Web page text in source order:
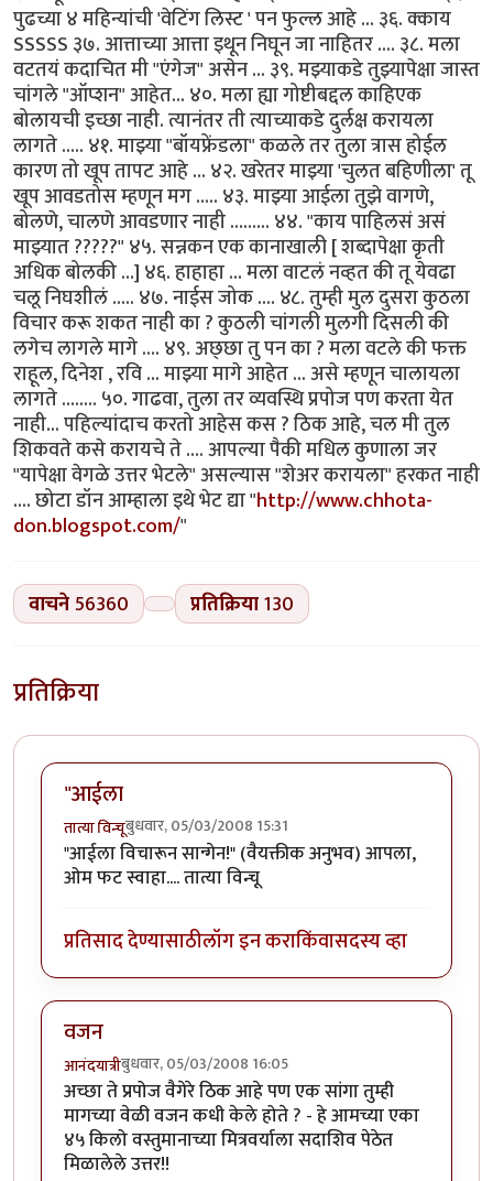
पुढच्या ४ महिन्यांची 'वेटिंग लिस्ट ' पन फुल्ल आहे ... ३६. क्काय
SSSSS ३७. आत्ताच्या आत्ता इथून निघून जा नाहितर .... ३८. मला
वटतयं कदाचित मी "एंगेज" असेन ... ३९. मझ्याकडे तुझ्यापेक्षा जास्त
चांगले "ऑप्शन" आहेत... ४०. मला ह्या गोष्टीबद्दल काहिएक
बोलायची इच्छा नाही. त्यानंतर ती त्याच्याकडे दुर्लक्ष करायला
लागते ..... ४१. माझ्या "बॉयफ्रेंडला" कळले तर तुला त्रास होईल
कारण तो खूप तापट आहे ... ४२. खरेतर माझ्या 'चुलत बहिणीला' तू
खूप आवडतोस म्हणून मग ..... ४३. माझ्या आईला तुझे वागणे,
बोलणे, चालणे आवडणार नाही ......... ४४. "काय पाहिलसं असं
माझ्यात ?????" ४५. सन्नकन एक कानाखाली [ शब्दापेक्षा कृती
अधिक बोलकी ...] ४६. हाहाहा ... मला वाटलं नव्हत की तू येवढा
चलू निघशीलं ..... ४७. नाईस जोक .... ४८. तुम्ही मुल दुसरा कुठला
विचार करू शकत नाही का ? कुठली चांगली मुलगी दिसली की
लगेच लागले मागे .... ४९. अछ्छा तु पन का ? मला वटले की फक्त
राहूल, दिनेश , रवि ... माझ्या मागे आहेत ... असे म्हणून चालायला
लागते ........ ५०. गाढवा, तुला तर व्यवस्थि प्रपोज पण करता येत
नाही... पहिल्यांदाच करतो आहेस कस ? ठिक आहे, चल मी तुल
शिकवते कसे करायचे ते .... आपल्या पैकी मधिल कुणाला जर
"यापेक्षा वेगळे उत्तर भेटले" असल्यास "शेअर करायला" हरकत नाही
.... छोटा डॉन आम्हाला इथे भेट द्या "http://www.chhota-
don.blogspot.com/"
वाचने56360 प्रतिक्रिया130
प्रतिक्रिया
"आईला
तात्या विन्चूबुधवार, 05/03/2008 15:31
"आईला विचारून सान्गेन!" (वैयक्तीक अनुभव) आपला,
ओम फट स्वाहा.... तात्या विन्चू
प्रतिसाद देण्यासाठीलॉग इन कराकिंवासदस्य व्हा
वजन
आनंदयात्रीबुधवार, 05/03/2008 16:05
अच्छा ते प्रपोज वैगेरे ठिक आहे पण एक सांगा तुम्ही
मागच्या वेळी वजन कधी केले होते ? - हे आमच्या एका
४५ किलो वस्तुमानाच्या मित्रवर्याला सदाशिव पेठेत
मिळालेले उत्तर!!